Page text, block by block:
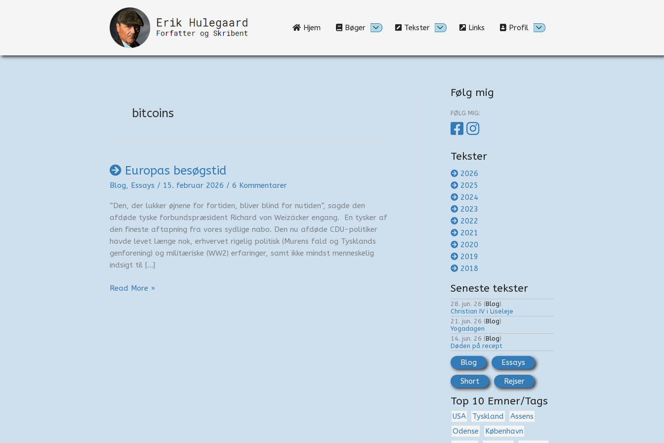
Hjem Bøger Tekster Links Profil
bitcoins
Europas besøgstid
Blog, Essays / 15. februar 2026 / 6 Kommentarer
“Den, der lukker øjnene for fortiden, bliver blind for nutiden”, sagde den
afdøde tyske forbundspræsident Richard von Weizäcker engang. En tysker af
den fineste aftapning fra vores sydlige nabo. Den nu afdøde CDU-politiker
havde levet længe nok, erhvervet rigelig politisk (Murens fald og Tysklands
genforening) og militæriske (WW2) erfaringer, samt ikke mindst menneskelig
indsigt til […]
Europas
Read More »
Følg mig
FØLG MIG:
Tekster
2026
2025
2024
2023
2022
2021
2020
2019
2018
Seneste tekster
28. jun. 26 (Blog)
Christian IV i Liseleje
21. jun. 26 (Blog)
Yogadagen
14. jun. 26 (Blog)
Døden på recept
Blog Essays
Short Rejser
Top 10 Emner/Tags
USA Tyskland
Assens
Odense
København